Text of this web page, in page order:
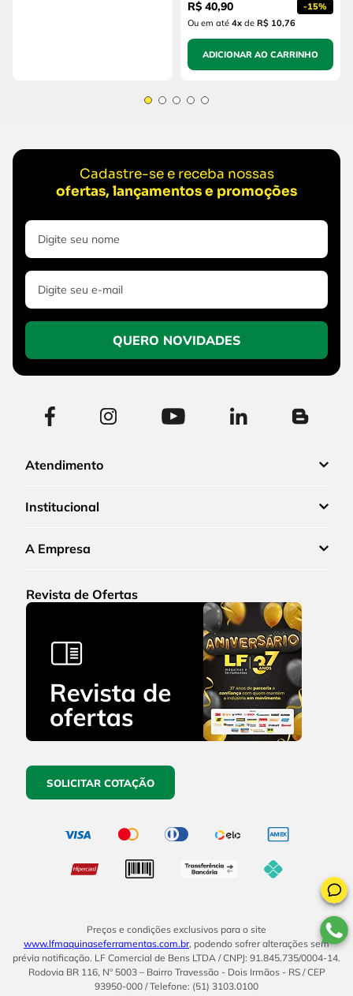
R$ 40,90 -15%
Ou em até 4x de R$ 10,76
ADICIONAR AO CARRINHO
Cadastre-se e receba nossas
ofertas, lançamentos e promoções
QUERO NOVIDADES
Atendimento
Institucional
A Empresa
Revista de Ofertas
SOLICITAR COTAÇÃO
Preços e condições exclusivos para o site
www.lfmaquinaseferramentas.com.br, podendo sofrer alterações sem
prévia notificação. LF Comercial de Bens LTDA / CNPJ: 91.845.735/0004-14.
Rodovia BR 116, Nº 5003 – Bairro Travessão - Dois Irmãos - RS / CEP
93950-000 / Telefone: (51) 3103.0100